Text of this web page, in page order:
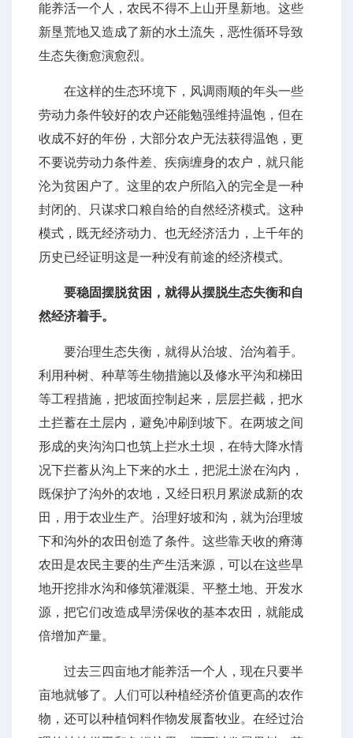
能养活一个人，农民不得不上山开垦新地。这些
新垦荒地又造成了新的水土流失，恶性循环导致
生态失衡愈演愈烈。
在这样的生态环境下，风调雨顺的年头一些
劳动力条件较好的农户还能勉强维持温饱，但在
收成不好的年份，大部分农户无法获得温饱，更
不要说劳动力条件差、疾病缠身的农户，就只能
沦为贫困户了。这里的农户所陷入的完全是一种
封闭的、只谋求口粮自给的自然经济模式。这种
模式，既无经济动力、也无经济活力，上千年的
历史已经证明这是一种没有前途的经济模式。
要稳固摆脱贫困，就得从摆脱生态失衡和自
然经济着手。
要治理生态失衡，就得从治坡、治沟着手。
利用种树、种草等生物措施以及修水平沟和梯田
等工程措施，把坡面控制起来，层层拦截，把水
土拦蓄在土层内，避免冲刷到坡下。在两坡之间
形成的夹沟沟口也筑上拦水土坝，在特大降水情
况下拦蓄从沟上下来的水土，把泥土淤在沟内，
既保护了沟外的农地，又经日积月累淤成新的农
田，用于农业生产。治理好坡和沟，就为治理坡
下和沟外的农田创造了条件。这些靠天收的瘠薄
农田是农民主要的生产生活来源，可以在这些旱
地开挖排水沟和修筑灌溉渠、平整土地、开发水
源，把它们改造成旱涝保收的基本农田，就能成
倍增加产量。
过去三四亩地才能养活一个人，现在只要半
亩地就够了。人们可以种植经济价值更高的农作
物，还可以种植饲料作物发展畜牧业。在经过治